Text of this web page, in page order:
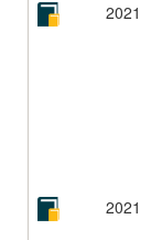
2021
2021